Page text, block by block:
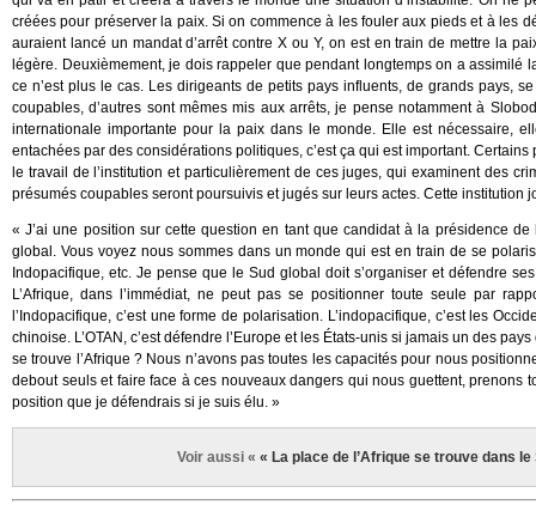
créées pour préserver la paix. Si on commence à les fouler aux pieds et à les
auraient lancé un mandat d’arrêt contre X ou Y, on est en train de mettre la
légère. Deuxièmement, je dois rappeler que pendant longtemps on a
ce n’est plus le cas. Les dirigeants de petits pays influents, de grands pays,
coupables, d’autres sont mêmes mis aux arrêts, je pense notamment à
internationale importante pour la paix dans le monde. Elle est nécessaire,
entachées par des considérations politiques, c’est ça qui est important.
le travail de l’institution et particulièrement de ces juges, qui examinent des
présumés coupables seront poursuivis et jugés sur leurs actes. Cette
« J’ai une position sur cette question en tant que candidat à la présidence
global. Vous voyez nous sommes dans un monde qui est en train de se
Indopacifique, etc. Je pense que le Sud global doit s’organiser et défendre
L’Afrique, dans l’immédiat, ne peut pas se positionner toute seule par
l’Indopacifique, c’est une forme de polarisation. L’indopacifique, c’est les
chinoise. L’OTAN, c’est défendre l’Europe et les États-unis si jamais un des
se trouve l’Afrique ? Nous n’avons pas toutes les capacités pour nous
debout seuls et faire face à ces nouveaux dangers qui nous guettent,
position que je défendrais si je suis élu. »
Voir aussi « « La place de l’Afrique se trouve dans